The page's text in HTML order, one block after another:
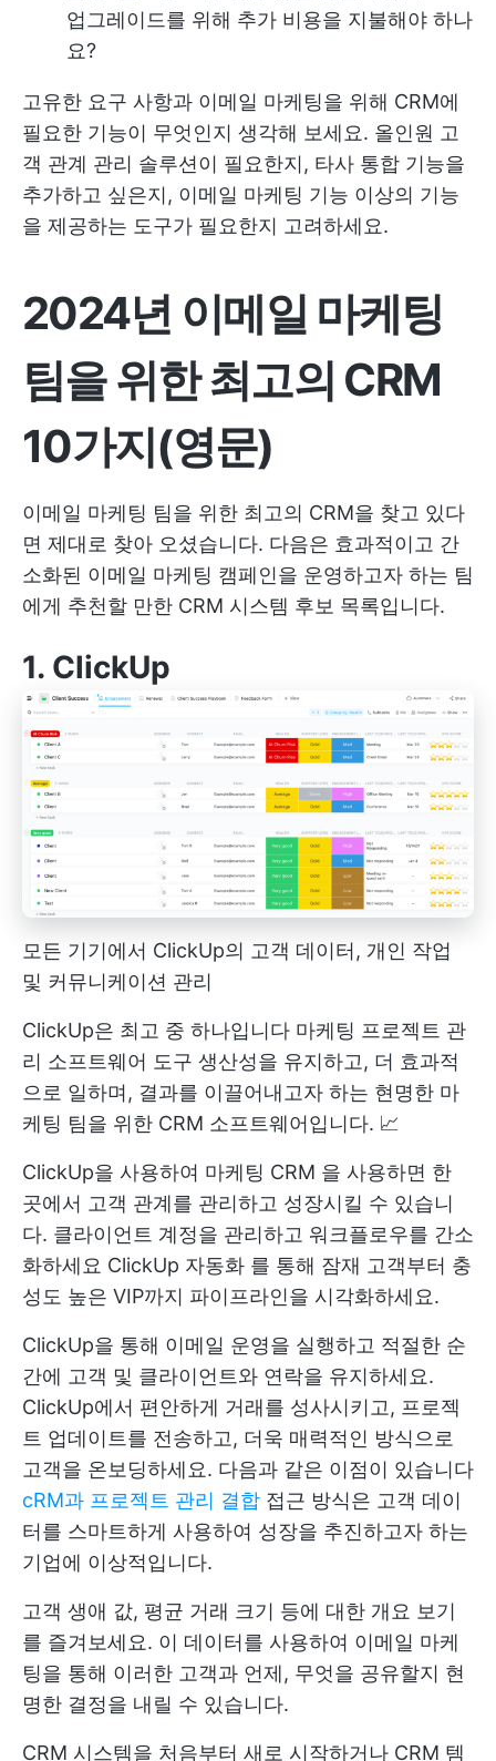
업그레이드를 위해 추가 비용을 지불해야 하나
요?
고유한 요구 사항과 이메일 마케팅을 위해 CRM에
필요한 기능이 무엇인지 생각해 보세요. 올인원 고
객 관계 관리 솔루션이 필요한지, 타사 통합 기능을
추가하고 싶은지, 이메일 마케팅 기능 이상의 기능
을 제공하는 도구가 필요한지 고려하세요.
2024년 이메일 마케팅
팀을 위한 최고의 CRM
10가지(영문)
이메일 마케팅 팀을 위한 최고의 CRM을 찾고 있다
면 제대로 찾아 오셨습니다. 다음은 효과적이고 간
소화된 이메일 마케팅 캠페인을 운영하고자 하는 팀
에게 추천할 만한 CRM 시스템 후보 목록입니다.
1. ClickUp
모든 기기에서 ClickUp의 고객 데이터, 개인 작업
및 커뮤니케이션 관리
ClickUp은 최고 중 하나입니다 마케팅 프로젝트 관
리 소프트웨어 도구 생산성을 유지하고, 더 효과적
으로 일하며, 결과를 이끌어내고자 하는 현명한 마
케팅 팀을 위한 CRM 소프트웨어입니다. 📈
ClickUp을 사용하여 마케팅 CRM 을 사용하면 한
곳에서 고객 관계를 관리하고 성장시킬 수 있습니
다. 클라이언트 계정을 관리하고 워크플로우를 간소
화하세요 ClickUp 자동화 를 통해 잠재 고객부터 충
성도 높은 VIP까지 파이프라인을 시각화하세요.
ClickUp을 통해 이메일 운영을 실행하고 적절한 순
간에 고객 및 클라이언트와 연락을 유지하세요.
ClickUp에서 편안하게 거래를 성사시키고, 프로젝
트 업데이트를 전송하고, 더욱 매력적인 방식으로
고객을 온보딩하세요. 다음과 같은 이점이 있습니다
cRM과 프로젝트 관리 결합 접근 방식은 고객 데이
터를 스마트하게 사용하여 성장을 추진하고자 하는
기업에 이상적입니다.
고객 생애 값, 평균 거래 크기 등에 대한 개요 보기
를 즐겨보세요. 이 데이터를 사용하여 이메일 마케
팅을 통해 이러한 고객과 언제, 무엇을 공유할지 현
명한 결정을 내릴 수 있습니다.
CRM 시스템을 처음부터 새로 시작하거나 CRM 템